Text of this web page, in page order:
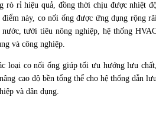
rò rỉ hiệu quả, đồng thời chịu được nhiệt
này, co nối ống được ứng dụng rộng
nước, tưới tiêu nông nghiệp, hệ thống
và công nghiệp.
loại co nối ống giúp tối ưu hướng lưu
cao độ bền tổng thể cho hệ thống dẫn
và dân dụng.